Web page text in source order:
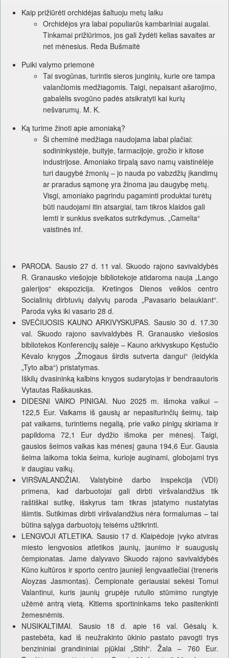
Kaip prižiūrėti orchidėjas šaltuoju metų laiku
Orchidėjos yra labai populiarūs kambariniai augalai.
Tinkamai prižiūrimos, jos gali žydėti kelias savaites ar
net mėnesius. Reda Bušmaitė
Puiki valymo priemonė
Tai svogūnas, turintis sieros junginių, kurie ore tampa
valančiomis medžiagomis. Taigi, nepaisant ašarojimo,
gabalėlis svogūno padės atsikratyti kai kurių
nešvarumų. M. K.
Ką turime žinoti apie amoniaką?
Ši cheminė medžiaga naudojama labai plačiai:
sodininkystėje, buityje, farmacijoje, grožio ir kitose
industrijose. Amoniako tirpalą savo namų vaistinėlėje
turi daugybė žmonių – jo nauda po vabzdžių įkandimų
ar praradus sąmonę yra žinoma jau daugybę metų.
Visgi, amoniako pagrindu pagaminti produktai turėtų
būti naudojami itin atsargiai, tam tikros klaidos gali
lemti ir sunkius sveikatos sutrikdymus. „Camelia“
vaistinės inf.
PARODA. Sausio 27 d. 11 val. Skuodo rajono savivaldybės
R. Granausko viešojoje bibliotekoje atidaroma nauja „Lango
galerijos“ ekspozicija. Kretingos Dienos veiklos centro
Socialinių dirbtuvių dalyvių paroda „Pavasario belaukiant“.
Paroda vyks iki vasario 28 d.
SVEČIUOSIS KAUNO ARKIVYSKUPAS. Sausio 30 d. 17.30
val. Skuodo rajono savivaldybės R. Granausko viešosios
bibliotekos Konferencijų salėje – Kauno arkivyskupo Kęstučio
Kėvalo knygos „Žmogaus širdis sutverta dangui“ (leidykla
„Tyto alba“) pristatymas.
Iškilų dvasininką kalbins knygos sudarytojas ir bendraautoris
Vytautas Raškauskas.
DIDESNI VAIKO PINIGAI. Nuo 2025 m. išmoka vaikui –
122,5 Eur. Vaikams iš gausių ar nepasiturinčių šeimų, taip
pat vaikams, turintiems negalią, prie vaiko pinigų skiriama ir
papildoma 72,1 Eur dydžio išmoka per mėnesį. Taigi,
gausios šeimos vaikas kas mėnesį gauna 194,6 Eur. Gausia
šeima laikoma tokia šeima, kurioje auginami, globojami trys
ir daugiau vaikų.
VIRŠVALANDŽIAI. Valstybinė darbo inspekcija (VDI)
primena, kad darbuotojai gali dirbti viršvalandžius tik
raštiškai sutikę, išskyrus tam tikras įstatymo nustatytas
išimtis. Sutikimas dirbti viršvalandžius nėra formalumas – tai
būtina sąlyga darbuotojų teisėms užtikrinti.
LENGVOJI ATLETIKA. Sausio 17 d. Klaipėdoje įvyko atviras
miesto lengvosios atletikos jaunių, jaunimo ir suaugusių
čempionatas. Jame dalyvavo Skuodo rajono savivaldybės
Kūno kultūros ir sporto centro jaunieji lengvaatlečiai (treneris
Aloyzas Jasmontas). Čempionate geriausiai sekėsi Tomui
Valantinui, kuris jaunių grupėje rutulio stūmimo rungtyje
užėmė antrą vietą. Kitiems sportininkams teko pasitenkinti
žemesnėmis.
NUSIKALTIMAI. Sausio 18 d. apie 16 val. Gėsalų k.
pastebėta, kad iš neužrakinto ūkinio pastato pavogti trys
benzininiai grandininiai pjūklai „Stihl“. Žala – 760 Eur.